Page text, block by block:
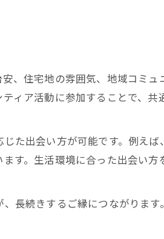
、住宅地の雰囲気、地域コミュ
ィア活動に参加することで、共
た出会い方が可能です。例えば
す。生活環境に合った出会い
長続きするご縁につながりま